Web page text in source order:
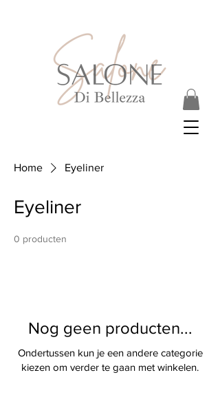
Home Eyeliner
Eyeliner
0 producten
Nog geen producten...
Ondertussen kun je een andere categorie
kiezen om verder te gaan met winkelen.